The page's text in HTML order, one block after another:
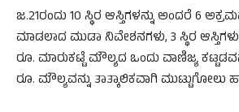
ಜ.21ರಂದು 10 ಸ್ಥಿರ ಆಸ್ತಿಗಳನ್ನು ಅಂದರೆ 6
ಮಾಡಲಾದ ಮುಡಾ ನಿವೇಶನಗಳು, 3 ಸ್ಥಿರ
ರೂ. ಮಾರುಕಟ್ಟೆ ಮೌಲ್ಯದ ಒಂದು ವಾಣಿಜ್ಯ
ರೂ. ಮೌಲ್ಯವನ್ನು ತಾತ್ಕಾಲಿಕವಾಗಿ ಮುಟ್ಟುಗೋಲು